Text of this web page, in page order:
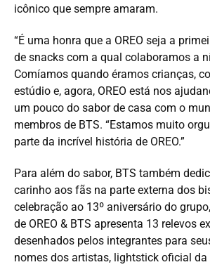
icônico que sempre amaram.
“É uma honra que a OREO seja a
de snacks com a qual colaboramos a
Comíamos quando éramos crianças,
estúdio e, agora, OREO está nos
um pouco do sabor de casa com o
membros de BTS. “Estamos muito
parte da incrível história de OREO.”
Para além do sabor, BTS também
carinho aos fãs na parte externa dos
celebração ao 13º aniversário do
de OREO & BTS apresenta 13 relevos
desenhados pelos integrantes para
nomes dos artistas, lightstick oficial da